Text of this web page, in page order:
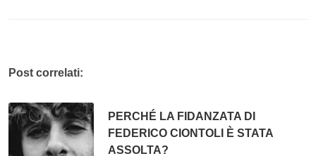
Post correlati:
PERCHÉ LA FIDANZATA DI
FEDERICO CIONTOLI È STATA
ASSOLTA?